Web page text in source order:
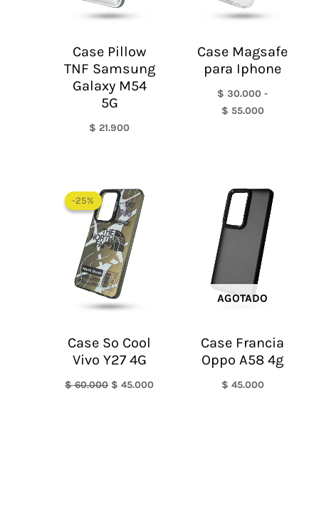
Case Pillow
TNF Samsung
Galaxy M54
5G
$ 21.900
Case Magsafe
para Iphone
$ 30.000 -
$ 55.000
-25%
-25%
Case So Cool
Vivo Y27 4G
$60.000
precio
original
era:
$ 60.000.
$ 45.000
AGOTADO
Case Francia
Oppo A58 4g
$ 45.000